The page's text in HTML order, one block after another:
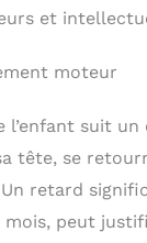
accompagne votre
événements
encore. 【Confort
bruit enfant】Grâce
forme de 18 mm et
serre-tête doux, ce
et
moteur
suit
tête, se
retard
mois, peut